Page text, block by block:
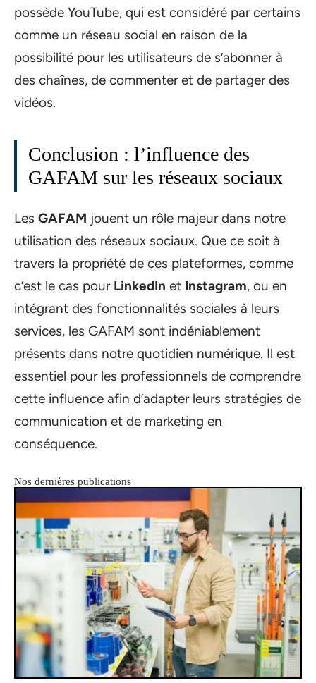
possède YouTube, qui est considéré par certains
comme un réseau social en raison de la
possibilité pour les utilisateurs de s’abonner à
des chaînes, de commenter et de partager des
vidéos.
Conclusion : l’influence des
GAFAM sur les réseaux sociaux
Les GAFAM jouent un rôle majeur dans notre
utilisation des réseaux sociaux. Que ce soit à
travers la propriété de ces plateformes, comme
c’est le cas pour LinkedIn et Instagram, ou en
intégrant des fonctionnalités sociales à leurs
services, les GAFAM sont indéniablement
présents dans notre quotidien numérique. Il est
essentiel pour les professionnels de comprendre
cette influence afin d’adapter leurs stratégies de
communication et de marketing en
conséquence.
Nos dernières publications